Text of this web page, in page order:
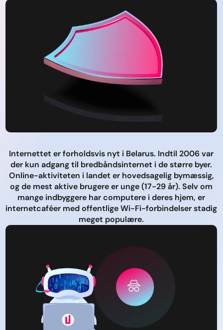
Internettet er forholdsvis nyt i Belarus. Indtil 2006 var
der kun adgang til bredbåndsinternet i de større byer.
Online-aktiviteten i landet er hovedsagelig bymæssig,
og de mest aktive brugere er unge (17-29 år). Selv om
mange indbyggere har computere i deres hjem, er
internetcaféer med offentlige Wi-Fi-forbindelser stadig
meget populære.